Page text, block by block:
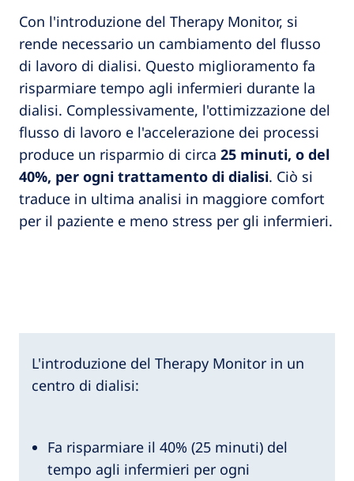
Con l'introduzione del Therapy Monitor, si
rende necessario un cambiamento del flusso
di lavoro di dialisi. Questo miglioramento fa
risparmiare tempo agli infermieri durante la
dialisi. Complessivamente, l'ottimizzazione del
flusso di lavoro e l'accelerazione dei processi
produce un risparmio di circa 25 minuti, o del
40%, per ogni trattamento di dialisi. Ciò si
traduce in ultima analisi in maggiore comfort
per il paziente e meno stress per gli infermieri.
L'introduzione del Therapy Monitor in un
centro di dialisi:
Fa risparmiare il 40% (25 minuti) del
tempo agli infermieri per ogni